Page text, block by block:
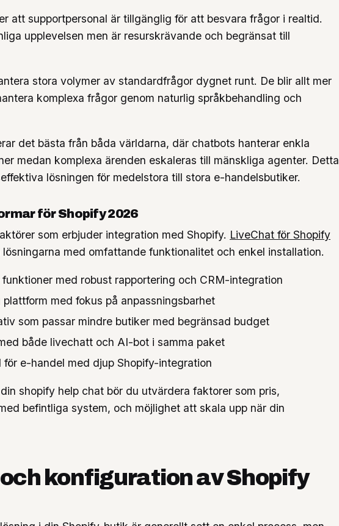
att supportpersonal är tillgänglig för att besvara frågor i realtid.
upplevelsen men är resurskrävande och begränsat till
stora volymer av standardfrågor dygnet runt. De blir allt mer
komplexa frågor genom naturlig språkbehandling och
det bästa från båda världarna, där chatbots hanterar enkla
medan komplexa ärenden eskaleras till mänskliga agenter. Detta
lösningen för medelstora till stora e-handelsbutiker.
för Shopify 2026
som erbjuder integration med Shopify. LiveChat för Shopify
med omfattande funktionalitet och enkel installation.
med robust rapportering och CRM-integration
med fokus på anpassningsbarhet
som passar mindre butiker med begränsad budget
både livechatt och AI-bot i samma paket
för e-handel med djup Shopify-integration
shopify help chat bör du utvärdera faktorer som pris,
befintliga system, och möjlighet att skala upp när din
konfiguration av Shopify